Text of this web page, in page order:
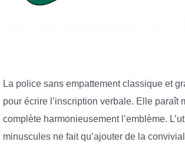
La police sans empattement classique et
pour écrire l’inscription verbale. Elle paraît
complète harmonieusement l’emblème.
minuscules ne fait qu’ajouter de la